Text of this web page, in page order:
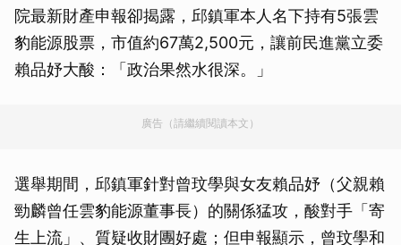
院最新財產申報卻揭露，邱鎮軍本人名下持有5張雲
豹能源股票，市值約67萬2,500元，讓前民進黨立委
賴品妤大酸：「政治果然水很深。」
廣告（請繼續閱讀本文）
選舉期間，邱鎮軍針對曾玟學與女友賴品妤（父親賴
勁麟曾任雲豹能源董事長）的關係猛攻，酸對手「寄
生上流」、質疑收財團好處；但申報顯示，曾玟學和